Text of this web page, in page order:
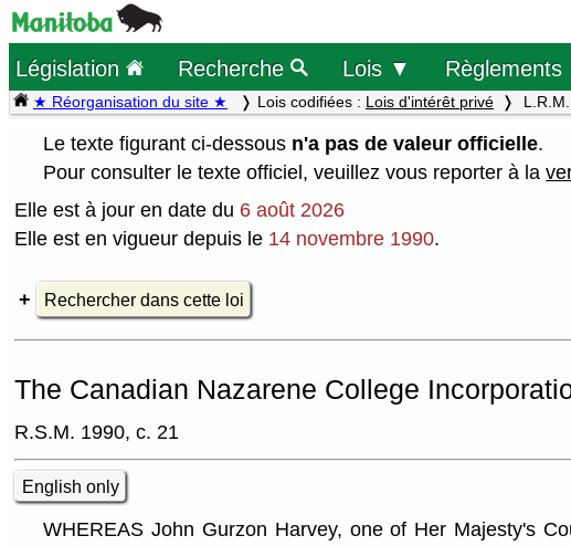
Législation Recherche Lois ▼
★ Réorganisation du site ★ Lois codifiées : Lois d'intérêt privé
Le texte figurant ci-dessous n'a pas de valeur officielle.
Pour consulter le texte officiel, veuillez vous reporter à la
Elle est à jour en date du 6 août 2026
Elle est en vigueur depuis le 14 novembre 1990.
Rechercher dans cette loi
The Canadian Nazarene College
R.S.M. 1990, c. 21
English only
WHEREAS John Gurzon Harvey, one of Her Majesty's